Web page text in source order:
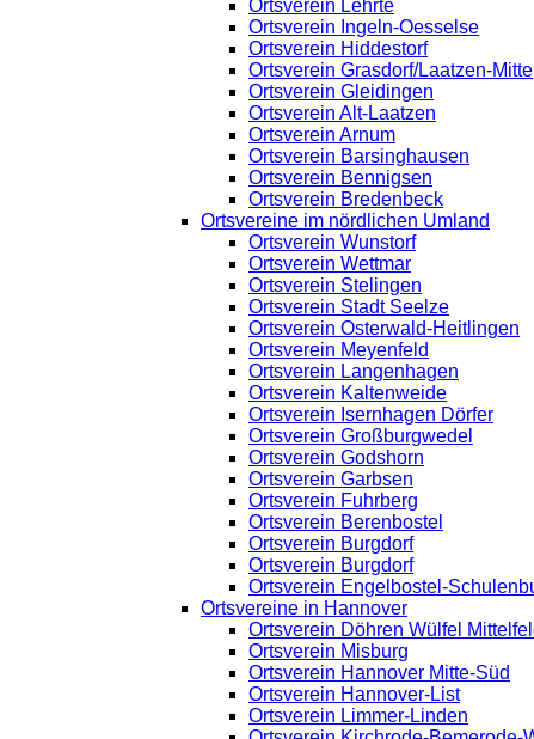
Ortsverein Lehrte
Ortsverein Ingeln-Oesselse
Ortsverein Hiddestorf
Ortsverein Grasdorf/Laatzen-Mitte
Ortsverein Gleidingen
Ortsverein Alt-Laatzen
Ortsverein Arnum
Ortsverein Barsinghausen
Ortsverein Bennigsen
Ortsverein Bredenbeck
Ortsvereine im nördlichen Umland
Ortsverein Wunstorf
Ortsverein Wettmar
Ortsverein Stelingen
Ortsverein Stadt Seelze
Ortsverein Osterwald-Heitlingen
Ortsverein Meyenfeld
Ortsverein Langenhagen
Ortsverein Kaltenweide
Ortsverein Isernhagen Dörfer
Ortsverein Großburgwedel
Ortsverein Godshorn
Ortsverein Garbsen
Ortsverein Fuhrberg
Ortsverein Berenbostel
Ortsverein Burgdorf
Ortsverein Burgdorf
Ortsverein Engelbostel-
Ortsvereine in Hannover
Ortsverein Döhren Wülfel
Ortsverein Misburg
Ortsverein Hannover Mitte-Süd
Ortsverein Hannover-List
Ortsverein Limmer-Linden